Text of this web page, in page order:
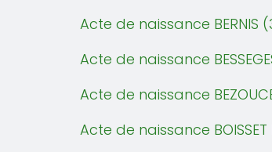
Acte de naissance BERNIS
Acte de naissance
Acte de naissance
Acte de naissance BOISSET